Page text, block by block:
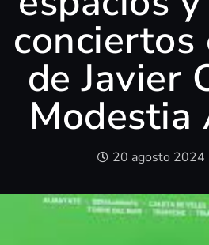
de Javier
Modestia
20 agosto 2024